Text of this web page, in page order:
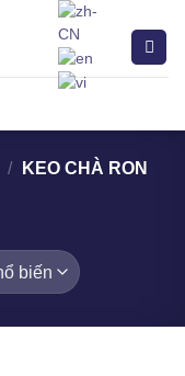
/ KEO CHÀ RON